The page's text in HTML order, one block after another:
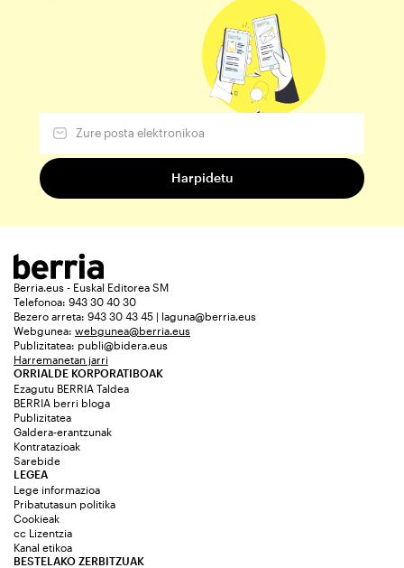
Berria.eus - Euskal Editorea SM
Telefonoa: 943 30 40 30
Bezero arreta: 943 30 43 45 | laguna@berria.eus
Webgunea: webgunea@berria.eus
Publizitatea: publi@bidera.eus
Harremanetan jarri
ORRIALDE KORPORATIBOAK
Ezagutu BERRIA Taldea
BERRIA berri bloga
Publizitatea
Galdera-erantzunak
Kontratazioak
Sarebide
LEGEA
Lege informazioa
Pribatutasun politika
Cookieak
cc Lizentzia
Kanal etikoa
BESTELAKO ZERBITZUAK